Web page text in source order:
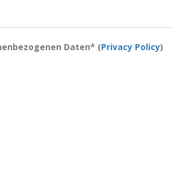
Daten* (Privacy Policy)